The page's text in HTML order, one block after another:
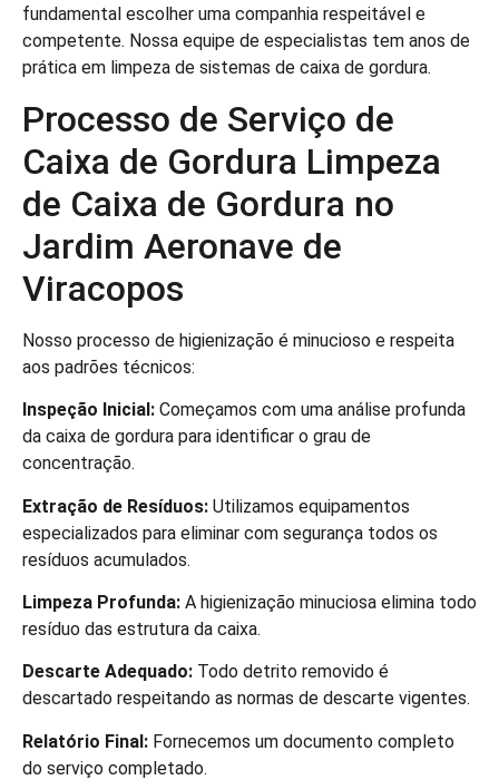
fundamental escolher uma companhia respeitável e
competente. Nossa equipe de especialistas tem anos de
prática em limpeza de sistemas de caixa de gordura.
Processo de Serviço de
Caixa de Gordura Limpeza
de Caixa de Gordura no
Jardim Aeronave de
Viracopos
Nosso processo de higienização é minucioso e respeita
aos padrões técnicos:
Inspeção Inicial: Começamos com uma análise profunda
da caixa de gordura para identificar o grau de
concentração.
Extração de Resíduos: Utilizamos equipamentos
especializados para eliminar com segurança todos os
resíduos acumulados.
Limpeza Profunda: A higienização minuciosa elimina todo
resíduo das estrutura da caixa.
Descarte Adequado: Todo detrito removido é
descartado respeitando as normas de descarte vigentes.
Relatório Final: Fornecemos um documento completo
do serviço completado.